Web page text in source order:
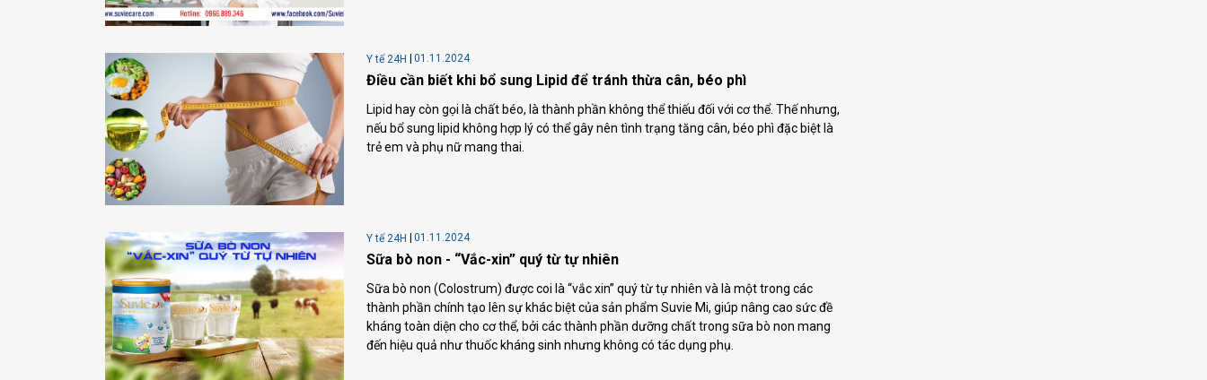
Y tế 24H 01.11.2024
Điều cần biết khi bổ sung Lipid để tránh thừa cân, béo phì
Lipid hay còn gọi là chất béo, là thành phần không thể thiếu đối với cơ thể. Thế nhưng,
nếu bổ sung lipid không hợp lý có thể gây nên tình trạng tăng cân, béo phì đặc biệt là
trẻ em và phụ nữ mang thai.
Y tế 24H 01.11.2024
Sữa bò non - “Vắc-xin” quý từ tự nhiên
Sữa bò non (Colostrum) được coi là “vắc xin” quý từ tự nhiên và là một trong các
thành phần chính tạo lên sự khác biệt của sản phẩm Suvie Mi, giúp nâng cao sức đề
kháng toàn diện cho cơ thể, bởi các thành phần dưỡng chất trong sữa bò non mang
đến hiệu quả như thuốc kháng sinh nhưng không có tác dụng phụ.